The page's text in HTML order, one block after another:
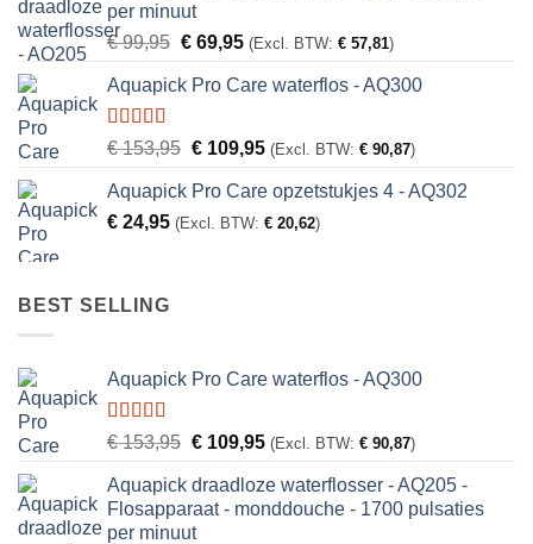
per minuut
€99,95 Oorspronkelijke
was:
€69,95Huidige
is:
(Excl. BTW: €57,81)
Aquapick Pro Care waterflos - AQ300
Gewaardeerd
uit 5
€153,95 Oorspronkelijke
was:
€ 153,95.
€109,95Huidige
is:
€ 109,95.
(Excl. BTW: €90,87)
Aquapick Pro Care opzetstukjes 4 - AQ302
€ 24,95 (Excl. BTW: € 20,62)
BEST SELLING
Aquapick Pro Care waterflos - AQ300
Gewaardeerd
uit 5
€153,95 Oorspronkelijke
was:
€ 153,95.
€109,95Huidige
is:
€ 109,95.
(Excl. BTW: €90,87)
Aquapick draadloze waterflosser - AQ205 -
Flosapparaat - monddouche - 1700 pulsaties
per minuut